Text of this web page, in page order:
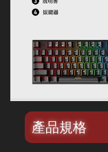
產品規格